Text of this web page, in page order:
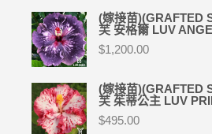
(嫁接苗)(GRAFTED
芙 安格爾 LUV
$1,200.00
(嫁接苗)(GRAFTED
芙 茱蒂公主 LUV
$495.00